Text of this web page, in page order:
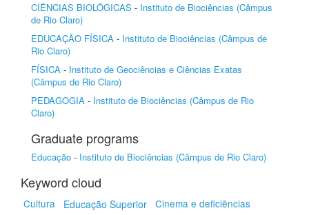
CIÊNCIAS BIOLÓGICAS - Instituto de Biociências (Câmpus
de Rio Claro)
EDUCAÇÃO FÍSICA - Instituto de Biociências (Câmpus de
Rio Claro)
FÍSICA - Instituto de Geociências e Ciências Exatas
(Câmpus de Rio Claro)
PEDAGOGIA - Instituto de Biociências (Câmpus de Rio
Claro)
Graduate programs
Educação - Instituto de Biociências (Câmpus de Rio Claro)
Keyword cloud
Cultura Educação Superior Cinema e deficiências